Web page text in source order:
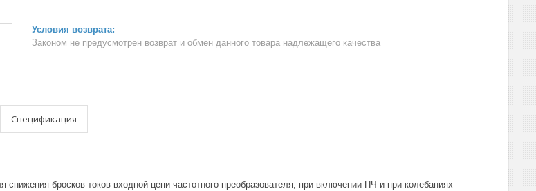
Законом не предусмотрен возврат и обмен данного товара надлежащего качества
Спецификация
бросков токов входной цепи частотного преобразователя, при включении ПЧ и при колебаниях